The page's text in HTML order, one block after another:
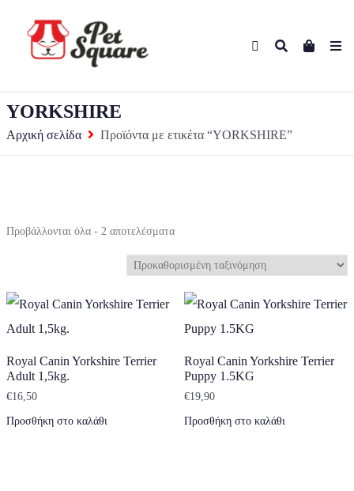
YORKSHIRE
Αρχική σελίδα Προϊόντα με ετικέτα “YORKSHIRE”
Προβάλλονται όλα - 2 αποτελέσματα
Royal Canin Yorkshire Terrier
Adult 1,5kg.
€16,50
Προσθήκη στο καλάθι
Royal Canin Yorkshire Terrier
Puppy 1.5KG
€19,90
Προσθήκη στο καλάθι